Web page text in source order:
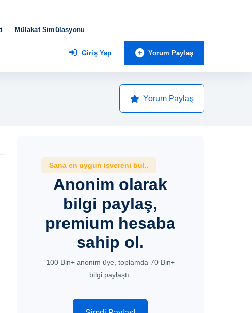
Mülakat Simülasyonu
Giriş Yap Yorum Paylaş
Yorum Paylaş
Sana en uygun işvereni bul..
Anonim olarak
bilgi paylaş,
premium hesaba
sahip ol.
100 Bin+ anonim üye, toplamda 70 Bin+
bilgi paylaştı.